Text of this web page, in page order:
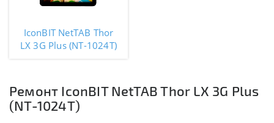
IconBIT NetTAB Thor
LX 3G Plus (NT-1024T)
Ремонт IconBIT NetTAB Thor LX 3G Plus
(NT-1024T)